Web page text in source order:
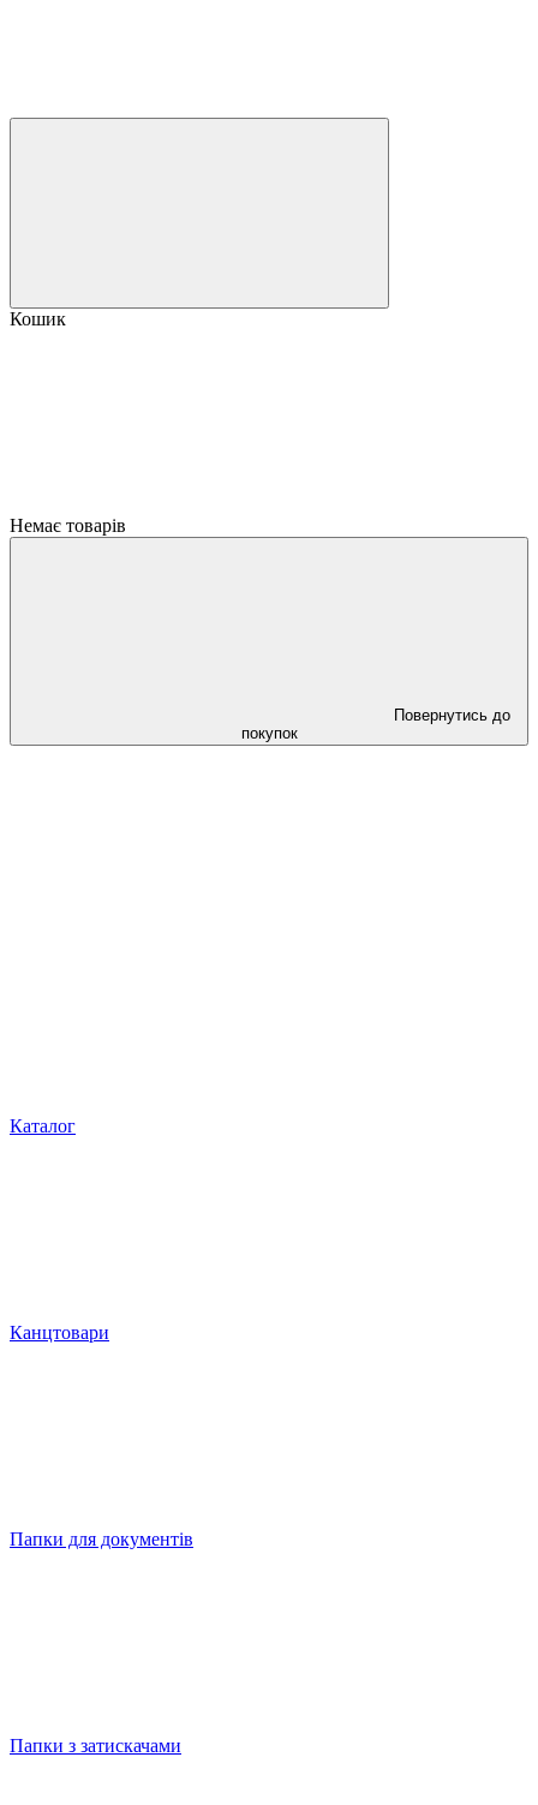
Кошик
Немає товарів
Повернутись до
покупок
Каталог
Канцтовари
Папки для документів
Папки з затискачами